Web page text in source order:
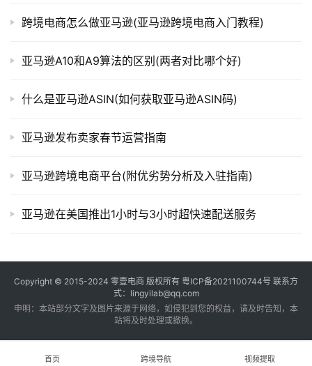
跨境电商怎么做亚马逊(亚马逊跨境电商入门教程)
亚马逊A10和A9算法的区别(两者对比哪个好)
什么是亚马逊ASIN(如何获取亚马逊ASIN码)
亚马逊发布卖家春节运营指南
亚马逊跨境电商平台(附优劣势分析及入驻指南)
亚马逊在美国推出1小时与3小时超快速配送服务
Copyright © 2015-2024 零壹电商 版权所有 粤ICP备2021100744号 联系方
式：lingyilab@qq.com
申明：本站部分文字及图片来源于网络，如侵犯到您的权益，请及时告知，本
站将及时处理或撤换。
首页 跨境导航 视频提取